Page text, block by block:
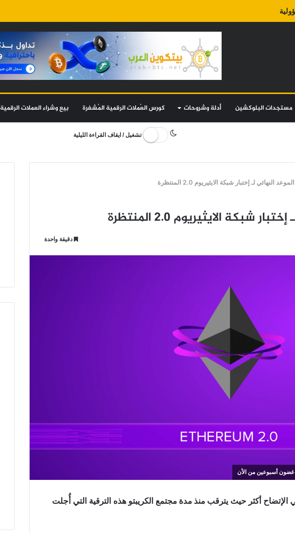
مستجدات البلوكشين أدلة وشروحات كورس العُملات الرقمية المُشفرة بيع وشراء العملات الرقمية
تشغيل / ايقاف القراءة الليلية
النهائي لـ إختبار شبكة الايثيريوم 2.0 المنتظرة
شبكة الايثيريوم 2.0 المنتظرة
دقيقة واحدة
ساعة الحسم للايثيريوم 2.0 في الإتضاح أكثر حيث يترقب منذ مدة مجتمع الكريبتو هذه الترقية التي أُجلت